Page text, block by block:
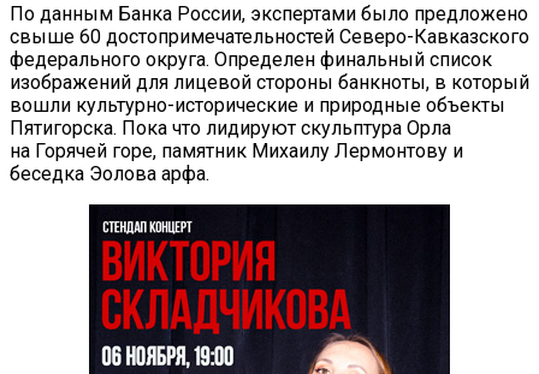
По данным Банка России, экспертами было предложено
свыше 60 достопримечательностей Северо-Кавказского
федерального округа. Определен финальный список
изображений для лицевой стороны банкноты, в который
вошли культурно-исторические и природные объекты
Пятигорска. Пока что лидируют скульптура Орла
на Горячей горе, памятник Михаилу Лермонтову и
беседка Эолова арфа.